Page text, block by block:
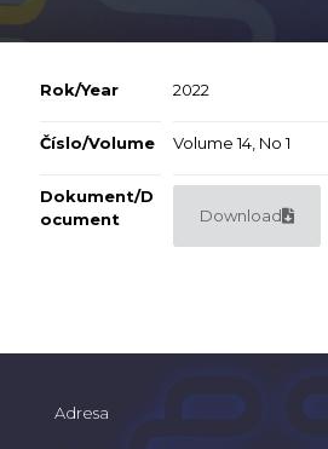
Rok/Year 2022
Číslo/Volume Volume 14, No 1
Dokument/D
ocument
Download
Adresa